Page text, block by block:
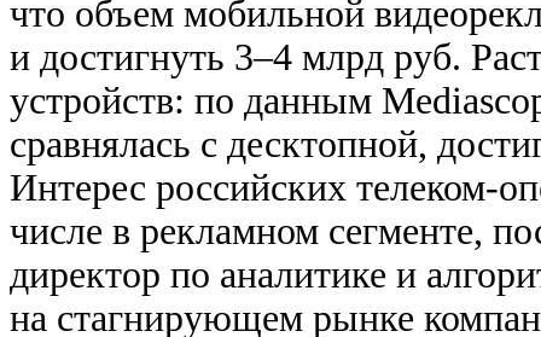
что объем мобильной
и достигнуть 3–4 млрд руб.
устройств: по данным
сравнялась с десктопной,
Интерес российских телеком-
числе в рекламном сегменте,
директор по аналитике и
на стагнирующем рынке